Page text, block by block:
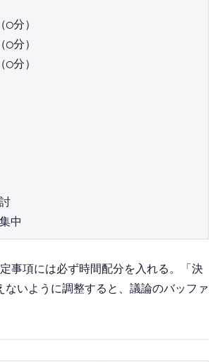
分）
分）
分）
事項には必ず時間配分を入れる。「決
ないように調整すると、議論のバッファ